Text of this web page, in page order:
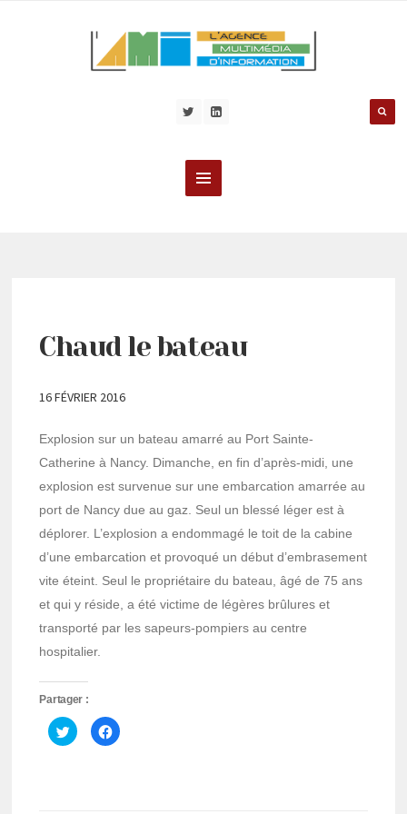
Chaud le bateau
16 FÉVRIER 2016
Explosion sur un bateau amarré au Port Sainte-
Catherine à Nancy. Dimanche, en fin d’après-midi, une
explosion est survenue sur une embarcation amarrée au
port de Nancy due au gaz. Seul un blessé léger est à
déplorer. L’explosion a endommagé le toit de la cabine
d’une embarcation et provoqué un début d’embrasement
vite éteint. Seul le propriétaire du bateau, âgé de 75 ans
et qui y réside, a été victime de légères brûlures et
transporté par les sapeurs-pompiers au centre
hospitalier.
Partager :
Cliquez
pour
partager
Cliquez
pour